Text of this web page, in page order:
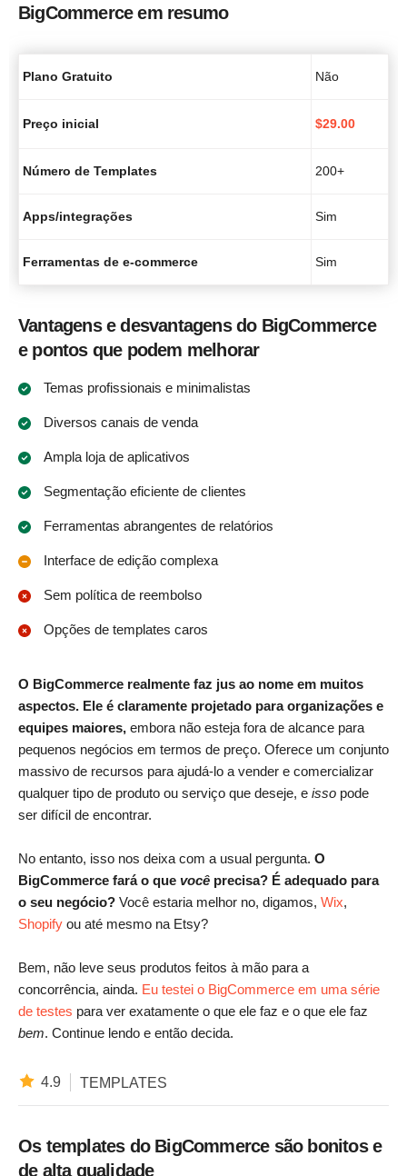
BigCommerce em resumo
Plano Gratuito Não
Preço inicial $29.00
Número de Templates 200+
Apps/integrações Sim
Ferramentas de e-commerce Sim
Vantagens e desvantagens do BigCommerce
e pontos que podem melhorar
Temas profissionais e minimalistas
Diversos canais de venda
Ampla loja de aplicativos
Segmentação eficiente de clientes
Ferramentas abrangentes de relatórios
Interface de edição complexa
Sem política de reembolso
Opções de templates caros
O BigCommerce realmente faz jus ao nome em muitos
aspectos. Ele é claramente projetado para organizações e
equipes maiores, embora não esteja fora de alcance para
pequenos negócios em termos de preço. Oferece um conjunto
massivo de recursos para ajudá-lo a vender e comercializar
qualquer tipo de produto ou serviço que deseje, e isso pode
ser difícil de encontrar.
No entanto, isso nos deixa com a usual pergunta. O
BigCommerce fará o que você precisa? É adequado para
o seu negócio? Você estaria melhor no, digamos, Wix,
Shopify ou até mesmo na Etsy?
Bem, não leve seus produtos feitos à mão para a
concorrência, ainda. Eu testei o BigCommerce em uma série
de testes para ver exatamente o que ele faz e o que ele faz
bem. Continue lendo e então decida.
4.9 TEMPLATES
Os templates do BigCommerce são bonitos e
de alta qualidade